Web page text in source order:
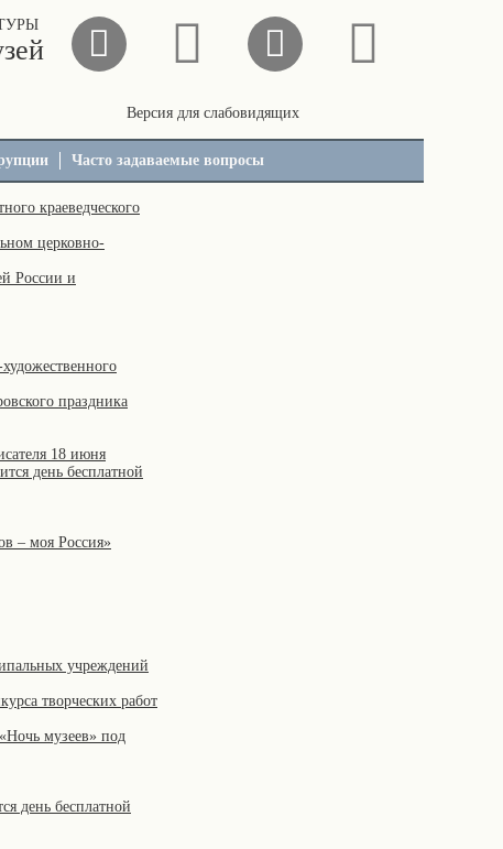
Версия для слабовидящих
Часто задаваемые вопросы
краеведческого
церковно-
России и
праздника
18 июня
день бесплатной
– моя Россия»
учреждений
творческих работ
музеев» под
день бесплатной